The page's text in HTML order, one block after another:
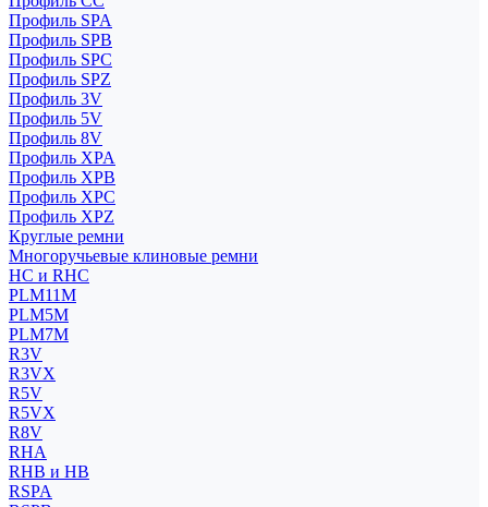
Профиль SPA
Профиль SPB
Профиль SPC
Профиль SPZ
Профиль 3V
Профиль 5V
Профиль 8V
Профиль XPA
Профиль XPB
Профиль XPC
Профиль XPZ
Круглые ремни
Многоручьевые клиновые ремни
HC и RHC
PLM11M
PLM5M
PLM7M
R3V
R3VX
R5V
R5VX
R8V
RHA
RHB и HB
RSPA